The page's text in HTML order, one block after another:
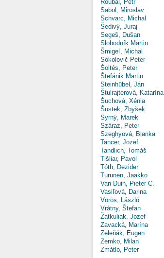
Roubal, Petr
Sabol, Miroslav
Schvarc, Michal
Šedivý, Juraj
Segeš, Dušan
Slobodník Martin
Šmigeľ, Michal
Sokolovič Peter
Šoltés, Peter
Štefánik Martin
Steinhübel, Ján
Štulrajterová, Katarína
Šuchová, Xénia
Šustek, Zbyšek
Syrný, Marek
Száraz, Peter
Szeghyová, Blanka
Tancer, Jozef
Tandlich, Tomáš
Tišliar, Pavol
Tóth, Dezider
Turunen, Jaakko
Van Duin, Pieter C.
Vasiľová, Darina
Vörös, László
Vrátny, Štefan
Žatkuliak, Jozef
Zavacká, Marína
Zeleňák, Eugen
Zemko, Milan
Zmátlo, Peter